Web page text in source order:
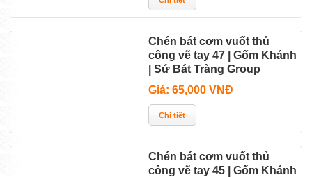
Chén bát cơm vuốt thủ
công vẽ tay 47 | Gốm Khánh
| Sứ Bát Tràng Group
Giá: 65,000 VNĐ
Chén bát cơm vuốt thủ
công vẽ tay 45 | Gốm Khánh